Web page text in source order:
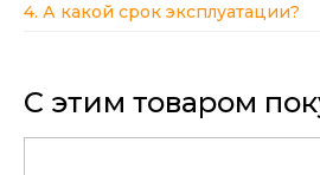
4. А какой срок эксплуатации?
С этим товаром